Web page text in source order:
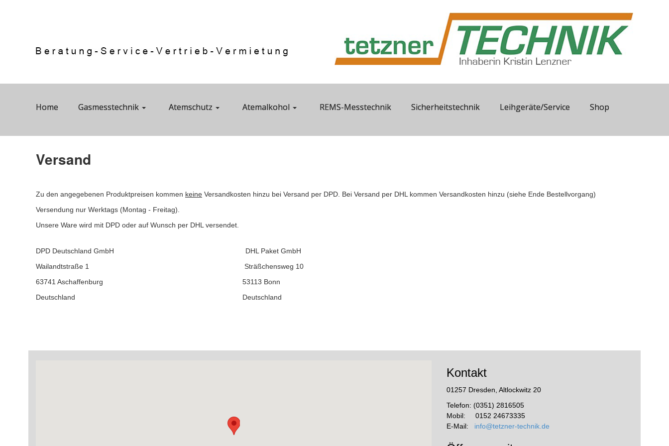
Home Gasmesstechnik Atemschutz Atemalkohol REMS-Messtechnik Sicherheitstechnik Leihgeräte/Service Shop
Versand
Zu den angegebenen Produktpreisen kommen keine Versandkosten hinzu bei Versand per DPD. Bei Versand per DHL kommen Versandkosten hinzu (siehe Ende Bestellvorgang)
Versendung nur Werktags (Montag - Freitag).
Unsere Ware wird mit DPD oder auf Wunsch per DHL versendet.
DPD Deutschland GmbH DHL Paket GmbH
Wailandtstraße 1 Sträßchensweg 10
63741 Aschaffenburg 53113 Bonn
Deutschland Deutschland
Kontakt
01257 Dresden, Altlockwitz 20
Telefon: (0351) 2816505
Mobil: 0152 24673335
E-Mail: info@tetzner-technik.de